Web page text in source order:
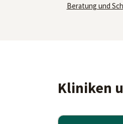
Beratung und
Kliniken